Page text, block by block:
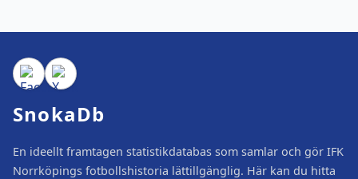
SnokaDb
En ideellt framtagen statistikdatabas som samlar och gör IFK
Norrköpings fotbollshistoria lättillgänglig. Här kan du hitta